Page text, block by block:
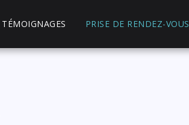
TÉMOIGNAGES PRISE DE RENDEZ-VOUS